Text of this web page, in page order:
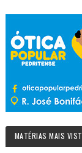
MATÉRIAS MAIS